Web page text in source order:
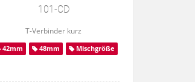
101-CD
T-Verbinder kurz
42mm 48mm Mischgröße